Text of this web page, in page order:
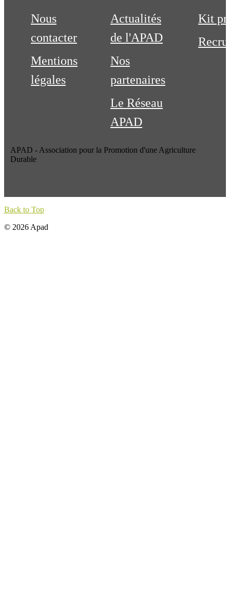
Nous
contacter
Mentions
légales
Actualités
de l'APAD
Nos
partenaires
Le Réseau
APAD
Kit
APAD - Association pour la Promotion d'une Agriculture
Durable
Back to Top
© 2026 Apad